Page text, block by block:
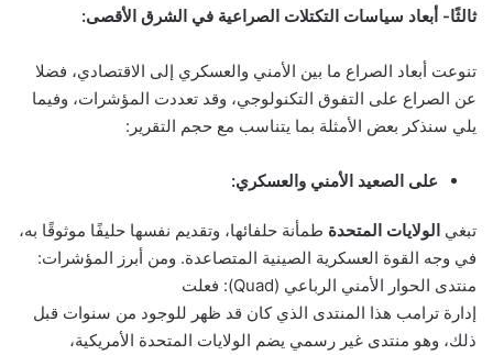
ثالثًا- أبعاد سياسات التكتلات الصراعية في الشرق الأقصى:
تنوعت أبعاد الصراع ما بين الأمني والعسكري إلى الاقتصادي، فضلا
عن الصراع على التفوق التكنولوجي، وقد تعددت المؤشرات، وفيما
يلي سنذكر بعض الأمثلة بما يتناسب مع حجم التقرير:
على الصعيد الأمني والعسكري:
تبغي الولايات المتحدة طمأنة حلفائها، وتقديم نفسها حليفًا موثوقًا به،
في وجه القوة العسكرية الصينية المتصاعدة. ومن أبرز المؤشرات:
منتدى الحوار الأمني الرباعي (Quad): فعلت
إدارة ترامب هذا المنتدى الذي كان قد ظهر للوجود من سنوات قبل
ذلك، وهو منتدى غير رسمي يضم الولايات المتحدة الأمريكية،